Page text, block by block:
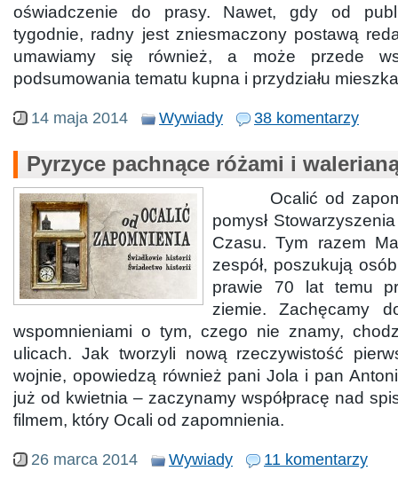
oświadczenie do prasy. Nawet, gdy od
tygodnie, radny jest zniesmaczony postawą
umawiamy się również, a może przede
podsumowania tematu kupna i przydziału
14 maja 2014 Wywiady 38 komentarzy
Pyrzyce pachnące różami i
Ocalić od
pomysł
Czasu. Tym razem
zespół, poszukują
prawie 70 lat temu
ziemie. Zachęcamy
wspomnieniami o tym, czego nie znamy,
ulicach. Jak tworzyli nową rzeczywistość
wojnie, opowiedzą również pani Jola i pan
już od kwietnia – zaczynamy współpracę nad
filmem, który Ocali od zapomnienia.
26 marca 2014 Wywiady 11 komentarzy